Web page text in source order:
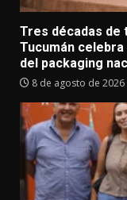
Tres décadas de
Tucumán
del packaging
8 de agosto de 2026